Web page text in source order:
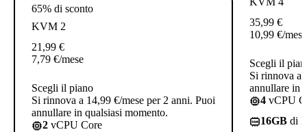
65% di sconto
KVM 2
21,99 €
7,79 €/mese
Scegli il piano
Si rinnova a 14,99 €/mese per 2 anni. Puoi
annullare in qualsiasi momento.
2 vCPU Core
35,99 €
10,99 €/mese
Scegli il
Si rinnova a
annullare in
4 vCPU
16GB di